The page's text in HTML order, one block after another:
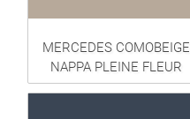
MERCEDES COMOBEIGE
NAPPA PLEINE FLEUR